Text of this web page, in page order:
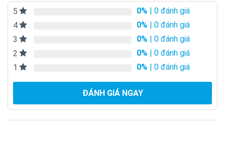
5 0% | 0 đánh giá
4
0% | 0 đánh giá
3
0% | 0 đánh giá
2
0% | 0 đánh giá
1
0% | 0 đánh giá
ĐÁNH GIÁ NGAY